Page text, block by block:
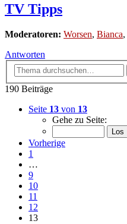
TV Tipps
Moderatoren: Worsen, Bianca,
Antworten
190 Beiträge
Seite 13 von 13
Gehe zu Seite:
Vorherige
1
…
9
10
11
12
13